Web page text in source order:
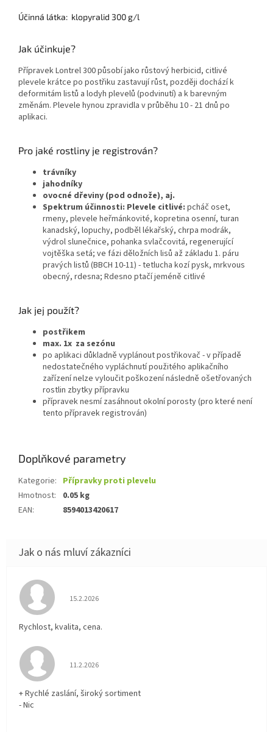
Účinná látka: klopyralid 300 g/l
Jak účinkuje?
Přípravek Lontrel 300 působí jako růstový herbicid, citlivé
plevele krátce po postřiku zastavují růst, později dochází k
deformitám listů a lodyh plevelů (podvinutí) a k barevným
změnám. Plevele hynou zpravidla v průběhu 10 - 21 dnů po
aplikaci.
Pro jaké rostliny je registrován?
trávníky
jahodníky
ovocné dřeviny (pod odnože), aj.
Spektrum účinnosti: Plevele citlivé: pcháč oset,
rmeny, plevele heřmánkovité, kopretina osenní, turan
kanadský, lopuchy, podběl lékařský, chrpa modrák,
výdrol slunečnice, pohanka svlačcovitá, regenerující
vojtěška setá; ve fázi děložních lisů až základu 1. páru
pravých listů (BBCH 10-11) - tetlucha kozí pysk, mrkvous
obecný, rdesna; Rdesno ptačí jeméně citlivé
Jak jej použít?
postřikem
max. 1x za sezónu
po aplikaci důkladně vyplánout postřikovač - v případě
nedostatečného vypláchnutí použitého aplikačního
zařízení nelze vyloučit poškození následně ošetřovaných
rostlin zbytky přípravku
přípravek nesmí zasáhnout okolní porosty (pro které není
tento přípravek registrován)
Doplňkové parametry
Kategorie: Přípravky proti plevelu
Hmotnost:
0.05 kg
EAN: 8594013420617
Hodnocení obchodu je 5 z 5 hvězdiček.
15.2.2026
Rychlost, kvalita, cena.
Hodnocení obchodu je 5 z 5 hvězdiček.
11.2.2026
+ Rychlé zaslání, široký sortiment
- Nic